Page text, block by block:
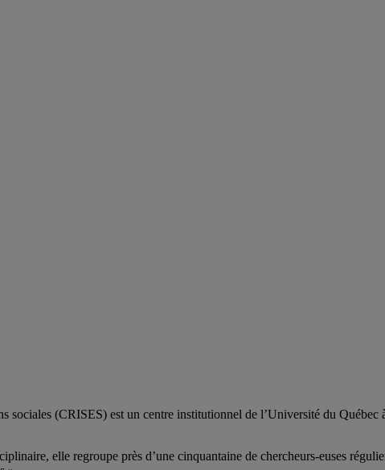
sociales (CRISES) est un centre institutionnel de l’Université du
elle regroupe près d’une cinquantaine de chercheurs-euses